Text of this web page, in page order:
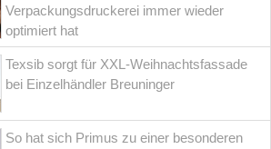
Verpackungsdruckerei immer wieder
optimiert hat
Texsib sorgt für XXL-Weihnachtsfassade
bei Einzelhändler Breuninger
So hat sich Primus zu einer besonderen